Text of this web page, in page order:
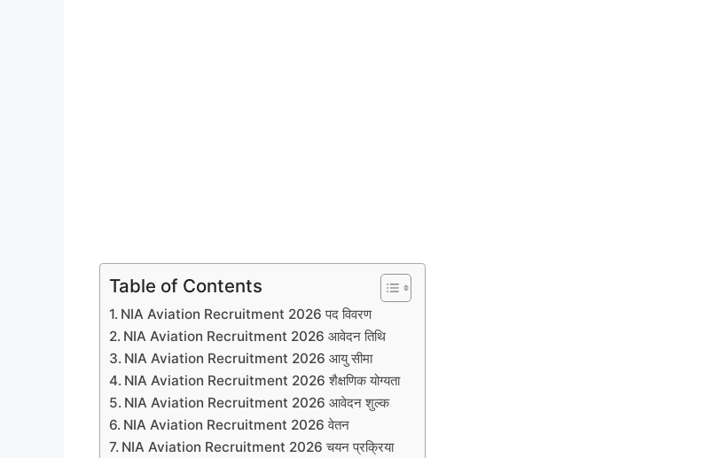
Table of Contents
NIA Aviation Recruitment 2026 पद विवरण
NIA Aviation Recruitment 2026 आवेदन तिथि
NIA Aviation Recruitment 2026 आयु सीमा
NIA Aviation Recruitment 2026 शैक्षणिक योग्यता
NIA Aviation Recruitment 2026 आवेदन शुल्क
NIA Aviation Recruitment 2026 वेतन
NIA Aviation Recruitment 2026 चयन प्रक्रिया